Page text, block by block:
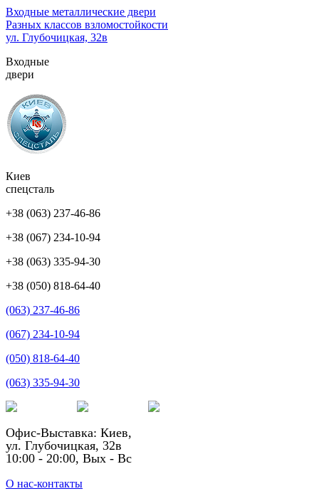
Перейти
к
содержимому
Enter)
Входные металлические двери
Разных классов взломостойкости
ул. Глубочицкая, 32в
Входные
двери
Киев
спецсталь
+38 (063) 237-46-86
+38 (067) 234-10-94
+38 (063) 335-94-30
+38 (050) 818-64-40
(063) 237-46-86
(067) 234-10-94
(050) 818-64-40
(063) 335-94-30
Офис-Выставка: Киев,
ул. Глубочицкая, 32в
10:00 - 20:00, Вых - Вс
О нас-контакты